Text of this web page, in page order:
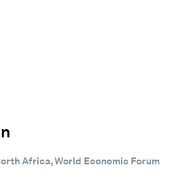
Africa, World Economic Forum